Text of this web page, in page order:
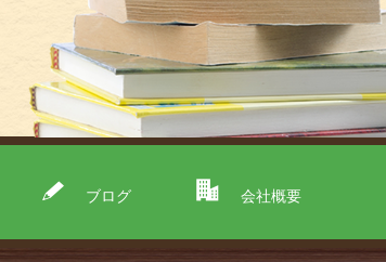
ブログ 会社概要